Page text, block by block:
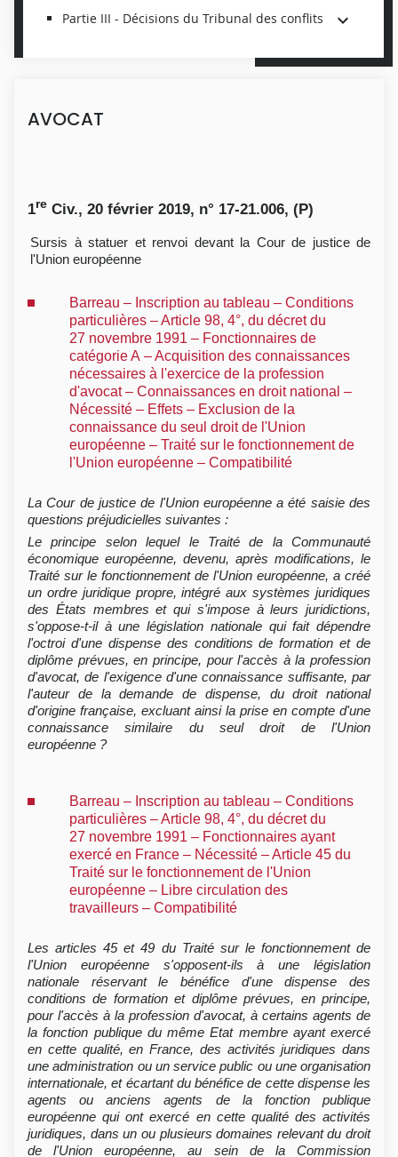
Partie III - Décisions du Tribunal des conflits
AVOCAT
1re Civ., 20 février 2019, n° 17-21.006, (P)
Sursis à statuer et renvoi devant la Cour de justice de
l'Union européenne
Barreau – Inscription au tableau – Conditions
particulières – Article 98, 4°, du décret du
27 novembre 1991 – Fonctionnaires de
catégorie A – Acquisition des connaissances
nécessaires à l'exercice de la profession
d'avocat – Connaissances en droit national –
Nécessité – Effets – Exclusion de la
connaissance du seul droit de l'Union
européenne – Traité sur le fonctionnement de
l'Union européenne – Compatibilité
La Cour de justice de l'Union européenne a été saisie des
questions préjudicielles suivantes :
Le principe selon lequel le Traité de la Communauté
économique européenne, devenu, après modifications, le
Traité sur le fonctionnement de l'Union européenne, a créé
un ordre juridique propre, intégré aux systèmes juridiques
des États membres et qui s'impose à leurs juridictions,
s'oppose-t-il à une législation nationale qui fait dépendre
l'octroi d'une dispense des conditions de formation et de
diplôme prévues, en principe, pour l'accès à la profession
d'avocat, de l'exigence d'une connaissance suffisante, par
l'auteur de la demande de dispense, du droit national
d'origine française, excluant ainsi la prise en compte d'une
connaissance similaire du seul droit de l'Union
européenne ?
Barreau – Inscription au tableau – Conditions
particulières – Article 98, 4°, du décret du
27 novembre 1991 – Fonctionnaires ayant
exercé en France – Nécessité – Article 45 du
Traité sur le fonctionnement de l'Union
européenne – Libre circulation des
travailleurs – Compatibilité
Les articles 45 et 49 du Traité sur le fonctionnement de
l'Union européenne s'opposent-ils à une législation
nationale réservant le bénéfice d'une dispense des
conditions de formation et diplôme prévues, en principe,
pour l'accès à la profession d'avocat, à certains agents de
la fonction publique du même Etat membre ayant exercé
en cette qualité, en France, des activités juridiques dans
une administration ou un service public ou une organisation
internationale, et écartant du bénéfice de cette dispense les
agents ou anciens agents de la fonction publique
européenne qui ont exercé en cette qualité des activités
juridiques, dans un ou plusieurs domaines relevant du droit
de l'Union européenne, au sein de la Commission